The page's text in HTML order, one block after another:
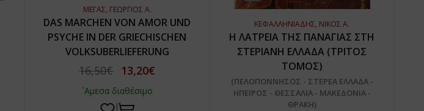
ΜΕΓΑΣ, ΓΕΩΡΓΙΟΣ Α.
DAS MARCHEN VON AMOR UND
PSYCHE IN DER GRIECHISCHEN
VOLKSUBERLIEFERUNG
16,50€ 13,20€
`Αμεσα διαθέσιμο
ΚΕΦΑΛΛΗΝΙΑΔΗΣ, ΝΙΚΟΣ Α.
Η ΛΑΤΡΕΙΑ ΤΗΣ ΠΑΝΑΓΙΑΣ ΣΤΗ
ΣΤΕΡΙΑΝΗ ΕΛΛΑΔΑ (ΤΡΙΤΟΣ
ΤΟΜΟΣ)
(ΠΕΛΟΠΟΝΝΗΣΟΣ - ΣΤΕΡΕΑ ΕΛΛΑΔΑ -
ΗΠΕΙΡΟΣ - ΘΕΣΣΑΛΙΑ - ΜΑΚΕΔΟΝΙΑ -
ΘΡΑΚΗ)